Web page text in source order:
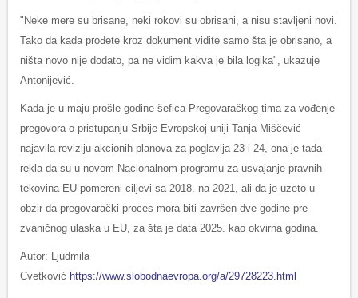
"Neke mere su brisane, neki rokovi su obrisani, a nisu stavljeni novi.
Tako da kada prođete kroz dokument vidite samo šta je obrisano, a
ništa novo nije dodato, pa ne vidim kakva je bila logika", ukazuje
Antonijević.
Kada je u maju prošle godine šefica Pregovaračkog tima za vođenje
pregovora o pristupanju Srbije Evropskoj uniji Tanja Miščević
najavila reviziju akcionih planova za poglavlja 23 i 24, ona je tada
rekla da su u novom Nacionalnom programu za usvajanje pravnih
tekovina EU pomereni ciljevi sa 2018. na 2021, ali da je uzeto u
obzir da pregovarački proces mora biti završen dve godine pre
zvaničnog ulaska u EU, za šta je data 2025. kao okvirna godina.
Autor: Ljudmila
Cvetković https://www.slobodnaevropa.org/a/29728223.html